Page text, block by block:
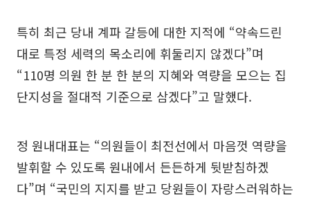
특히 최근 당내 계파 갈등에 대한 지적에 “약속드린
대로 특정 세력의 목소리에 휘둘리지 않겠다”며
“110명 의원 한 분 한 분의 지혜와 역량을 모으는 집
단지성을 절대적 기준으로 삼겠다”고 말했다.
정 원내대표는 “의원들이 최전선에서 마음껏 역량을
발휘할 수 있도록 원내에서 든든하게 뒷받침하겠
다”며 “국민의 지지를 받고 당원들이 자랑스러워하는